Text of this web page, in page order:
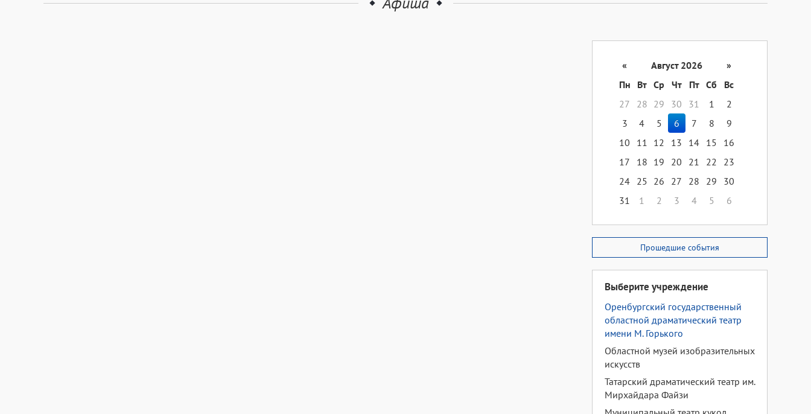
« Август 2026
»
Пн
Вт Ср Чт Пт Сб
Вс
27
28 29 30 31 1
2
3
4 5 6 7 8
9
10
11 12 13 14 15
16
17
18 19 20 21 22
23
24 25 26 27 28 29
30
31
1 2 3 4 5 6
Прошедшие события
Выберите учреждение
Оренбургский государственный
областной драматический театр
имени М. Горького
Областной музей изобразительных
искусств
Татарский драматический театр им.
Мирхайдара Файзи